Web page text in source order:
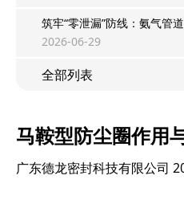
筑牢“零泄漏”防线：氨气管
2026-06-29
全部列表
马鞍型防尘圈作用
广东德龙密封科技有限公司